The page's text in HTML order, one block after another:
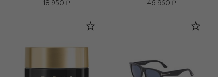
18 950 ₽
46 950 ₽